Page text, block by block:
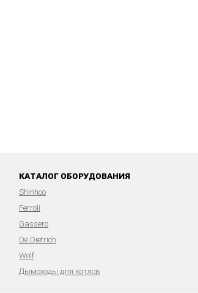
КАТАЛОГ ОБОРУДОВАНИЯ
Shinhoo
Ferroli
Gassero
De Dietrich
Wolf
Дымоходы для котлов